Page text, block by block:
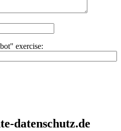
exercise:
e.V.
datenschutz.de